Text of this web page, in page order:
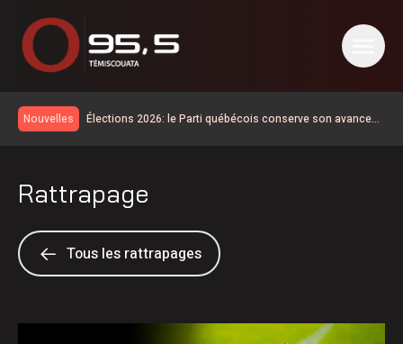
Nouvelles
Élections 2026: le Parti québécois conserve son avance
C’est officiel, le train de passagers partiel de jour revient
en Gaspésie et dans le Bas-Saint-Laurent d’ici 2028
l’Association du cancer de l’Est du Québec
Importants travaux sur le pont de la rivière à la Truite
Record de participation pour le Festival Royal
Retour des vacances de la construction: rappel de la
Rattrapage
Tous les rattrapages